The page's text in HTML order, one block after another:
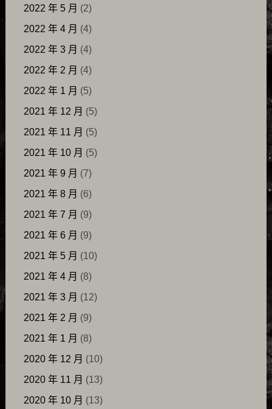
2022 年 5 月 (2)
2022 年 4 月 (4)
2022 年 3 月 (4)
2022 年 2 月 (4)
2022 年 1 月 (5)
2021 年 12 月 (5)
2021 年 11 月 (5)
2021 年 10 月 (5)
2021 年 9 月 (7)
2021 年 8 月 (6)
2021 年 7 月 (9)
2021 年 6 月 (9)
2021 年 5 月 (10)
2021 年 4 月 (8)
2021 年 3 月 (12)
2021 年 2 月 (9)
2021 年 1 月 (8)
2020 年 12 月 (10)
2020 年 11 月 (13)
2020 年 10 月 (13)